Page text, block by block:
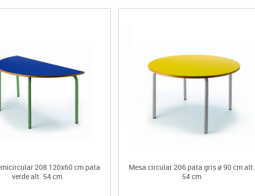
208 120x60 cm pata
verde alt. 54 cm
Mesa circular 206 pata gris ø 90 cm alt.
54 cm